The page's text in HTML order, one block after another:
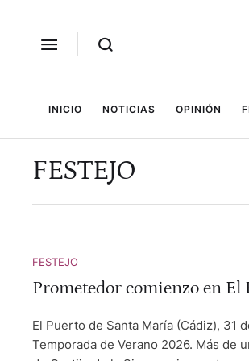
INICIO NOTICIAS OPINIÓN
FESTEJO
FESTEJO
Prometedor comienzo en El
El Puerto de Santa María (Cádiz), 31
Temporada de Verano 2026. Más de